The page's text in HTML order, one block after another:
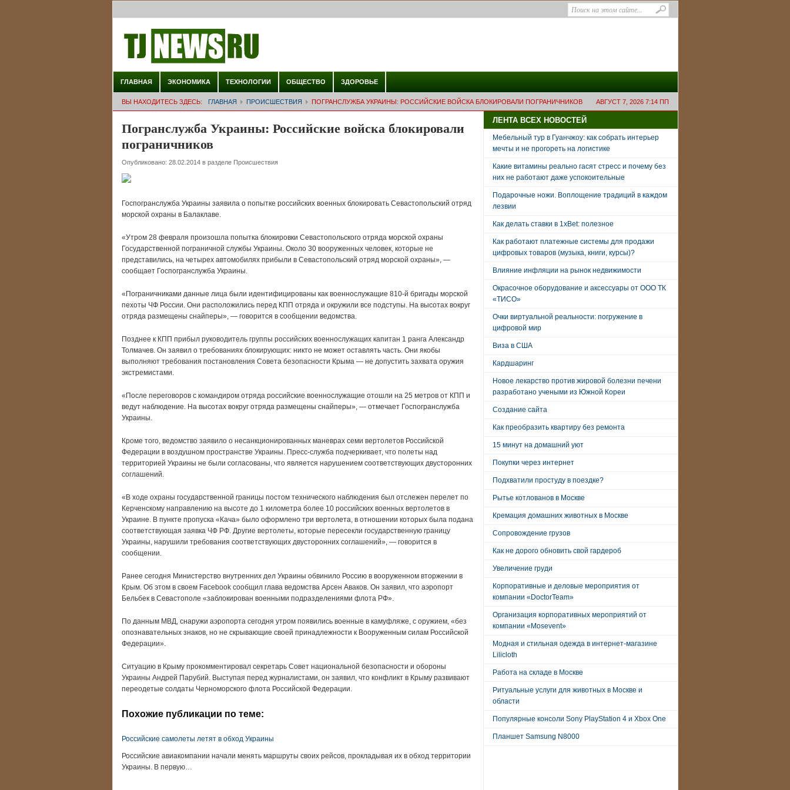
ГЛАВНАЯ ЭКОНОМИКА ТЕХНОЛОГИИ ОБЩЕСТВО ЗДОРОВЬЕ
АВГУСТ 7, 2026 7:14 ПП
ВЫ НАХОДИТЕСЬ ЗДЕСЬ: ГЛАВНАЯ ПРОИСШЕСТВИЯ ПОГРАНСЛУЖБА УКРАИНЫ: РОССИЙСКИЕ ВОЙСКА БЛОКИРОВАЛИ ПОГРАНИЧНИКОВ
Погранслужба Украины: Российские войска блокировали
пограничников
Опубликовано: 28.02.2014 в разделе Происшествия
Госпогранслужба Украины заявила о попытке российских военных блокировать Севастопольский отряд
морской охраны в Балаклаве.
«Утром 28 февраля произошла попытка блокировки Севастопольского отряда морской охраны
Государственной пограничной службы Украины. Около 30 вооруженных человек, которые не
представились, на четырех автомобилях прибыли в Севастопольский отряд морской охраны», —
сообщает Госпогранслужба Украины.
«Пограничниками данные лица были идентифицированы как военнослужащие 810-й бригады морской
пехоты ЧФ России. Они расположились перед КПП отряда и окружили все подступы. На высотах вокруг
отряда размещены снайперы», — говорится в сообщении ведомства.
Позднее к КПП прибыл руководитель группы российских военнослужащих капитан 1 ранга Александр
Толмачев. Он заявил о требованиях блокирующих: никто не может оставлять часть. Они якобы
выполняют требования постановления Совета безопасности Крыма — не допустить захвата оружия
экстремистами.
«После переговоров с командиром отряда российские военнослужащие отошли на 25 метров от КПП и
ведут наблюдение. На высотах вокруг отряда размещены снайперы», — отмечает Госпогранслужба
Украины.
Кроме того, ведомство заявило о несанкционированных маневрах семи вертолетов Российской
Федерации в воздушном пространстве Украины. Пресс-служба подчеркивает, что полеты над
территорией Украины не были согласованы, что является нарушением соответствующих двусторонних
соглашений.
«В ходе охраны государственной границы постом технического наблюдения был отслежен перелет по
Керченскому направлению на высоте до 1 километра более 10 российских военных вертолетов в
Украине. В пункте пропуска «Кача» было оформлено три вертолета, в отношении которых была подана
соответствующая заявка ЧФ РФ. Другие вертолеты, которые пересекли государственную границу
Украины, нарушили требования соответствующих двусторонних соглашений», — говорится в
сообщении.
Ранее сегодня Министерство внутренних дел Украины обвинило Россию в вооруженном вторжении в
Крым. Об этом в своем Facebook сообщил глава ведомства Арсен Аваков. Он заявил, что аэропорт
Бельбек в Севастополе «заблокирован военными подразделениями флота РФ».
По данным МВД, снаружи аэропорта сегодня утром появились военные в камуфляже, с оружием, «без
опознавательных знаков, но не скрывающие своей принадлежности к Вооруженным силам Российской
Федерации».
Ситуацию в Крыму прокомментировал секретарь Совет национальной безопасности и обороны
Украины Андрей Парубий. Выступая перед журналистами, он заявил, что конфликт в Крыму развивают
переодетые солдаты Черноморского флота Российской Федерации.
Похожие публикации по теме:
Российские самолеты летят в обход Украины
Российские авиакомпании начали менять маршруты своих рейсов, прокладывая их в обход территории
Украины. В первую…
ЛЕНТА ВСЕХ НОВОСТЕЙ
Мебельный тур в Гуанчжоу: как собрать интерьер
мечты и не прогореть на логистике
Какие витамины реально гасят стресс и почему без
них не работают даже успокоительные
Подарочные ножи. Воплощение традиций в каждом
лезвии
Как делать ставки в 1xBet: полезное
Как работают платежные системы для продажи
цифровых товаров (музыка, книги, курсы)?
Влияние инфляции на рынок недвижимости
Окрасочное оборудование и аксессуары от ООО ТК
«ТИСО»
Очки виртуальной реальности: погружение в
цифровой мир
Виза в США
Кардшаринг
Новое лекарство против жировой болезни печени
разработано учеными из Южной Кореи
Создание сайта
Как преобразить квартиру без ремонта
15 минут на домашний уют
Покупки через интернет
Подхватили простуду в поездке?
Рытье котлованов в Москве
Кремация домашних животных в Москве
Сопровождение грузов
Как не дорого обновить свой гардероб
Увеличение груди
Корпоративные и деловые мероприятия от
компании «DoctorTeam»
Организация корпоративных мероприятий от
компании «Mosevent»
Модная и стильная одежда в интернет-магазине
Lilicloth
Работа на складе в Москве
Ритуальные услуги для животных в Москве и
области
Популярные консоли Sony PlayStation 4 и Xbox One
Планшет Samsung N8000